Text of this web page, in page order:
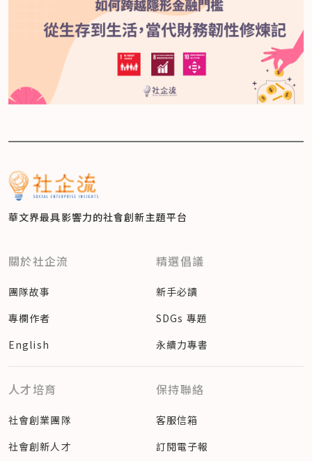
華文界最具影響力的社會創新主題平台
關於社企流
團隊故事
專欄作者
English
精選倡議
新手必讀
SDGs 專題
永續力專書
人才培育
社會創業團隊
社會創新人才
保持聯絡
客服信箱
訂閱電子報